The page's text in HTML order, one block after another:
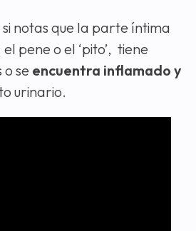
notas que la parte íntima
pene o el ‘pito’, tiene
se encuentra inflamado y
urinario.